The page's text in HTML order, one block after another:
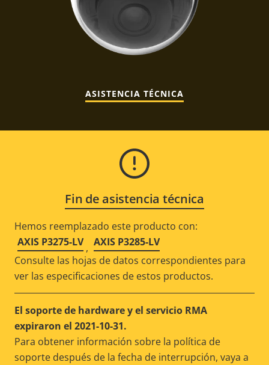
ASISTENCIA TÉCNICA
Fin de asistencia técnica
Hemos reemplazado este producto con:
AXIS P3275-LV , AXIS P3285-LV
Consulte las hojas de datos correspondientes para
ver las especificaciones de estos productos.
El soporte de hardware y el servicio RMA
expiraron el 2021-10-31.
Para obtener información sobre la política de
soporte después de la fecha de interrupción, vaya a